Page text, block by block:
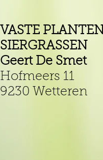
VASTE
SIERGRASSEN
Geert De Smet
Hofmeers 11
9230 Wetteren